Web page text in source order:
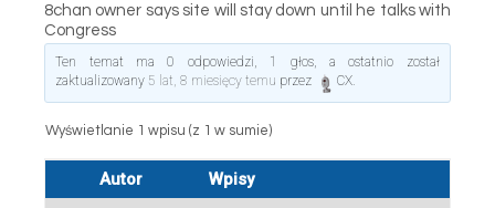
8chan owner says site will stay down until he talks with
Congress
Ten temat ma 0 odpowiedzi, 1 głos, a ostatnio został
zaktualizowany 5 lat, 8 miesięcy temu przez CX.
Wyświetlanie 1 wpisu (z 1 w sumie)
Autor Wpisy